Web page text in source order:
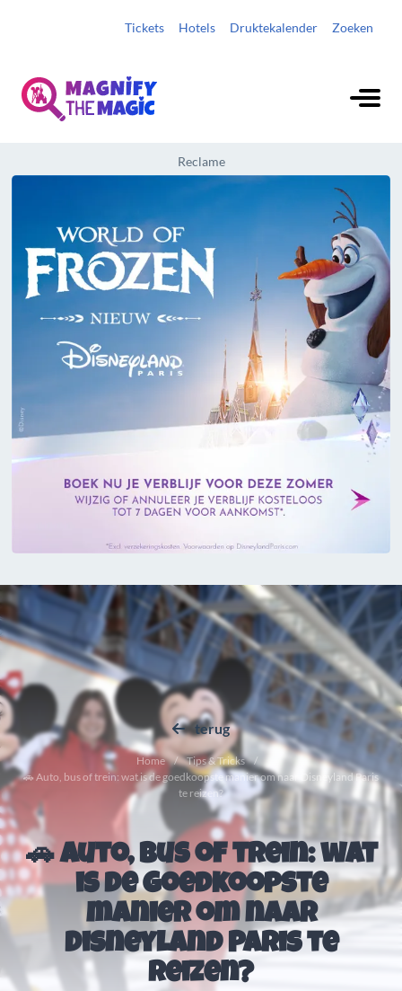
Tickets Hotels Druktekalender Zoeken
Reclame
terug
Home
Tips & Tricks
🚗 Auto, bus of trein: wat is de goedkoopste manier om naar Disneyland Paris
te reizen?
🚗 Auto, bus of trein: wat
is de goedkoopste
manier om naar
Disneyland Paris te
reizen?